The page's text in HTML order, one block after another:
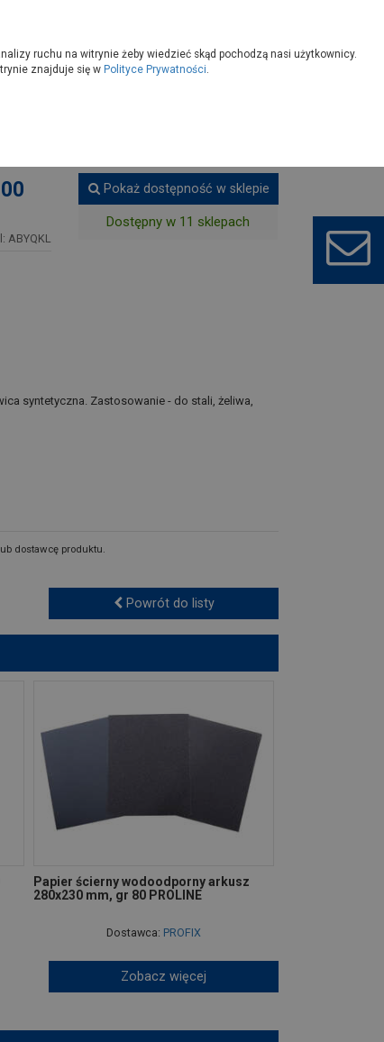
ABYQKL
Pokaż dostępność w sklepie
Dostępny w 11 sklepach
syntetyczna. Zastosowanie - do stali, żeliwa,
dostawcę produktu.
Powrót do listy
Papier ścierny wodoodporny arkusz
280x230 mm, gr 80 PROLINE
Dostawca: PROFIX
Zobacz więcej
ruchu na witrynie żeby wiedzieć skąd pochodzą nasi użytkownicy.
znajduje się w Polityce Prywatności.